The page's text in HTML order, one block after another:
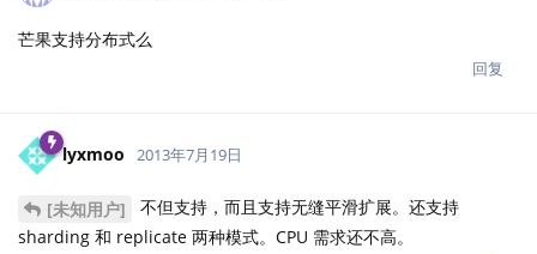
芒果支持分布式么
回复
lyxmoo 2013年7月19日
[未知用户]
不但支持，而且支持无缝平滑扩展。还支持
sharding 和 replicate 两种模式。CPU 需求还不高。